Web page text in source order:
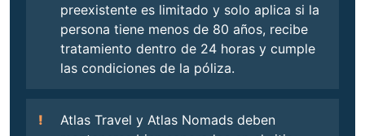
preexistente es limitado y solo aplica si la
persona tiene menos de 80 años, recibe
tratamiento dentro de 24 horas y cumple
las condiciones de la póliza.
Atlas Travel y Atlas Nomads deben